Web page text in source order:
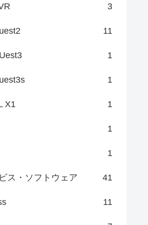
3
11
1
1
X1 1
1
1
ス・ソフトウェア 41
11